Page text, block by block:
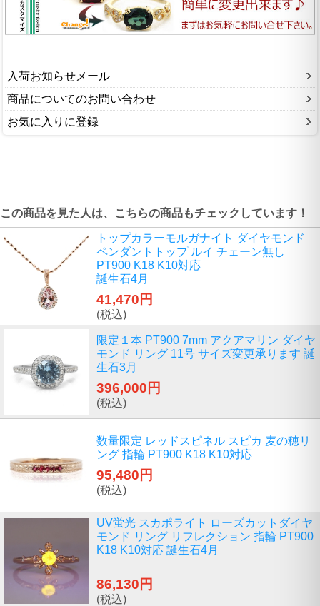
入荷お知らせメール
商品についてのお問い合わせ
お気に入りに登録
この商品を見た人は、こちらの商品もチェックしています！
トップカラーモルガナイト ダイヤモンド
ペンダントトップ ルイ チェーン無し
PT900 K18 K10対応
誕生石4月
41,470円
(税込)
限定１本 PT900 7mm アクアマリン ダイヤ
モンド リング 11号 サイズ変更承ります 誕
生石3月
396,000円
(税込)
数量限定 レッドスピネル スピカ 麦の穂リ
ング 指輪 PT900 K18 K10対応
95,480円
(税込)
UV蛍光 スカポライト ローズカットダイヤ
モンド リング リフレクション 指輪 PT900
K18 K10対応 誕生石4月
86,130円
(税込)